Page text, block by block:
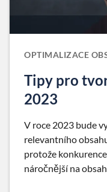
OPTIMALIZACE
Tipy pro
2023
V roce 2023 bude
relevantního
protože
náročnější na